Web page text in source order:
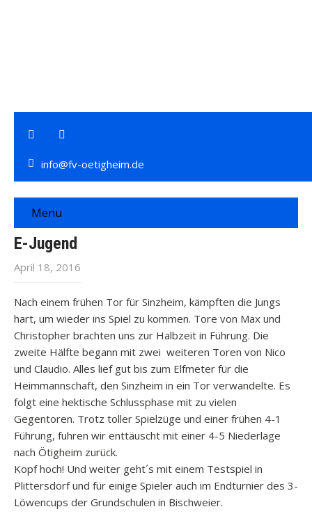
info@fv-oetigheim.de
Menu
E-Jugend
April 18, 2016
Nach einem frühen Tor für Sinzheim, kämpften die Jungs
hart, um wieder ins Spiel zu kommen. Tore von Max und
Christopher brachten uns zur Halbzeit in Führung. Die
zweite Hälfte begann mit zwei weiteren Toren von Nico
und Claudio. Alles lief gut bis zum Elfmeter für die
Heimmannschaft, den Sinzheim in ein Tor verwandelte. Es
folgt eine hektische Schlussphase mit zu vielen
Gegentoren. Trotz toller Spielzüge und einer frühen 4-1
Führung, fuhren wir enttäuscht mit einer 4-5 Niederlage
nach Ötigheim zurück.
Kopf hoch! Und weiter geht´s mit einem Testspiel in
Plittersdorf und für einige Spieler auch im Endturnier des 3-
Löwencups der Grundschulen in Bischweier.